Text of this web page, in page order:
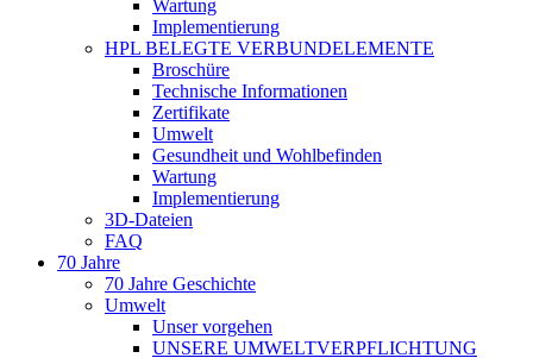
Wartung
Implementierung
HPL BELEGTE VERBUNDELEMENTE
Broschüre
Technische Informationen
Zertifikate
Umwelt
Gesundheit und Wohlbefinden
Wartung
Implementierung
3D-Dateien
FAQ
70 Jahre
70 Jahre Geschichte
Umwelt
Unser vorgehen
UNSERE UMWELTVERPFLICHTUNG